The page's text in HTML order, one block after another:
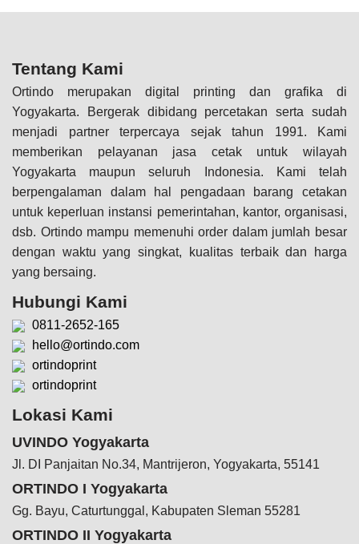
Tentang Kami
Ortindo merupakan digital printing dan grafika di
Yogyakarta. Bergerak dibidang percetakan serta sudah
menjadi partner terpercaya sejak tahun 1991. Kami
memberikan pelayanan jasa cetak untuk wilayah
Yogyakarta maupun seluruh Indonesia. Kami telah
berpengalaman dalam hal pengadaan barang cetakan
untuk keperluan instansi pemerintahan, kantor, organisasi,
dsb. Ortindo mampu memenuhi order dalam jumlah besar
dengan waktu yang singkat, kualitas terbaik dan harga
yang bersaing.
Hubungi Kami
0811-2652-165
hello@ortindo.com
ortindoprint
ortindoprint
Lokasi Kami
UVINDO Yogyakarta
Jl. DI Panjaitan No.34, Mantrijeron, Yogyakarta, 55141
ORTINDO I Yogyakarta
Gg. Bayu, Caturtunggal, Kabupaten Sleman 55281
ORTINDO II Yogyakarta